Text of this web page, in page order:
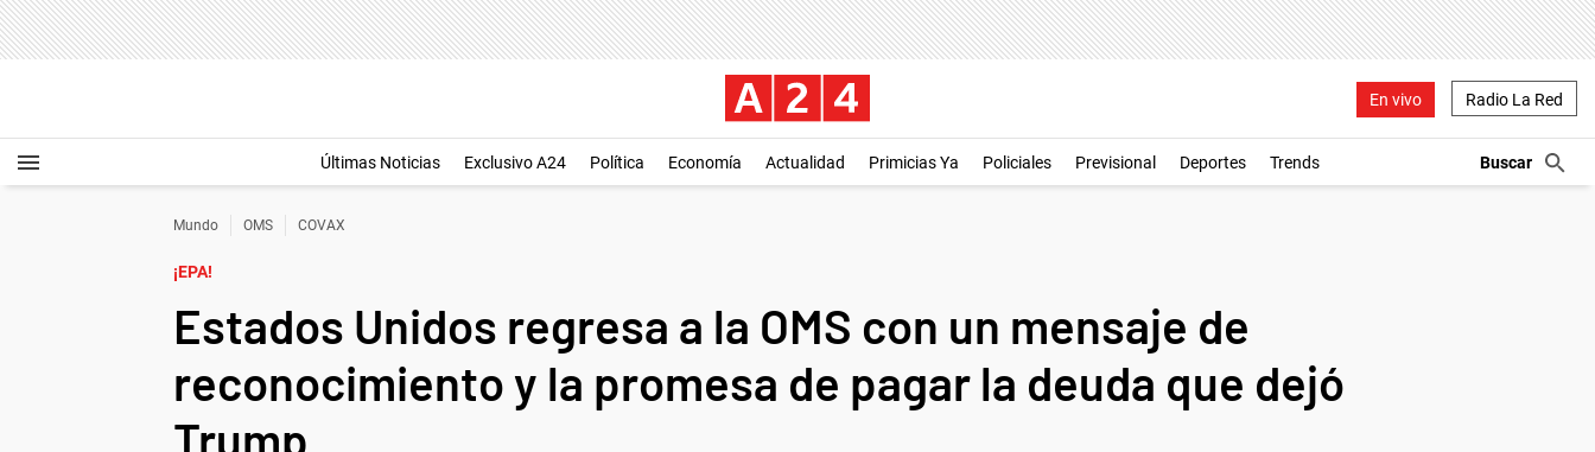
En vivo Radio La Red
Últimas Noticias Exclusivo A24 Política Economía Actualidad Primicias Ya Policiales Previsional Deportes Trends
Mundo OMS COVAX
¡EPA!
Estados Unidos regresa a la OMS con un mensaje de
reconocimiento y la promesa de pagar la deuda que dejó
Trump